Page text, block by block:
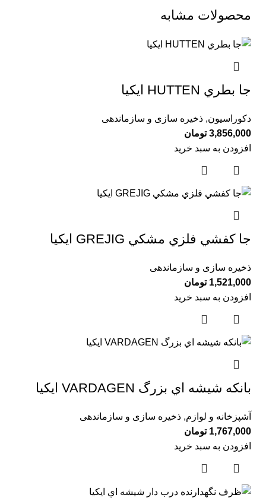
محصولات مشابه
جا بطري HUTTEN ايكيا
دکوراسیون, ذخیره سازی و سازماندهی
3,856,000 تومان
افزودن به سبد خرید
جا كفشي فلزي مشكي GREJIG ايكيا
ذخیره سازی و سازماندهی
1,521,000 تومان
افزودن به سبد خرید
بانكه شيشه اي بزرگ VARDAGEN ايكيا
آشپزخانه و لوازم, ذخیره سازی و سازماندهی
1,767,000 تومان
افزودن به سبد خرید